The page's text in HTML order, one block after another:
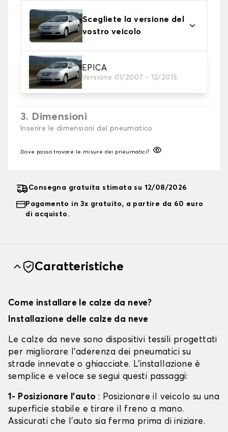
Scegliete la versione del
vostro veicolo
EPICA
Versione 01/2007 - 12/2015
2. Finitura a calza
Scegli le calze da neve adatte alle tue necessità
3. Dimensioni
Inserire le dimensioni del pneumatico
Dove posso trovare le misure dei pneumatici?
Consegna gratuita stimata su 12/08/2026
Pagamento in 3x gratuito, a partire da 60 euro
di acquisto.
Caratteristiche
Come installare le calze da neve?
Installazione delle calze da neve
Le calze da neve sono dispositivi tessili progettati
per migliorare l'aderenza dei pneumatici su
strade innevate o ghiacciate. L'installazione è
semplice e veloce se segui questi passaggi:
1- Posizionare l'auto : Posizionare il veicolo su una
superficie stabile e tirare il freno a mano.
Assicurati che l'auto sia ferma prima di iniziare.